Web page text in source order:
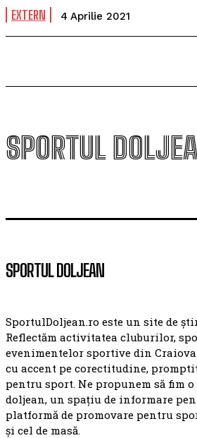
EXTERN 4 Aprilie 2021
SPORTUL
SPORTUL DOLJEAN
SportulDoljean.ro este un site de
Reflectăm activitatea cluburilor,
evenimentelor sportive din
cu accent pe corectitudine,
pentru sport. Ne propunem să fim
doljean, un spațiu de informare
platformă de promovare pentru
și cel de masă.